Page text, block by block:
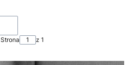
Strona z 1